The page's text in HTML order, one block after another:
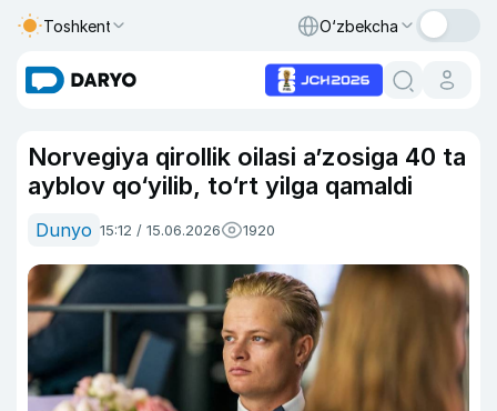
Toshkent O‘zbekcha
Norvegiya qirollik oilasi a’zosiga 40 ta
ayblov qo‘yilib, to‘rt yilga qamaldi
Dunyo 15:12 / 15.06.2026 1920